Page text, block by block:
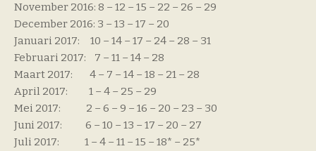
November 2016: 8 – 12 – 15 – 22 – 26 – 29
December 2016: 3 – 13 – 17 – 20
Januari 2017: 10 – 14 – 17 – 24 – 28 – 31
Februari 2017: 7 – 11 – 14 – 28
Maart 2017: 4 – 7 – 14 – 18 – 21 – 28
April 2017: 1 – 4 – 25 – 29
Mei 2017: 2 – 6 – 9 – 16 – 20 – 23 – 30
Juni 2017: 6 – 10 – 13 – 17 – 20 – 27
Juli 2017: 1 – 4 – 11 – 15 – 18* – 25*